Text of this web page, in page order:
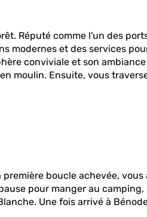
Réputé comme l'un des
modernes et des services
conviviale et son
moulin. Ensuite, vous
boucle achevée,
pour manger au
Une fois arrivé à